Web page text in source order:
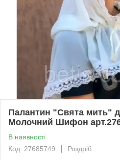
Палантин "Свята мить"
Молочний Шифон
В наявності
Код: 27685749
Роздріб